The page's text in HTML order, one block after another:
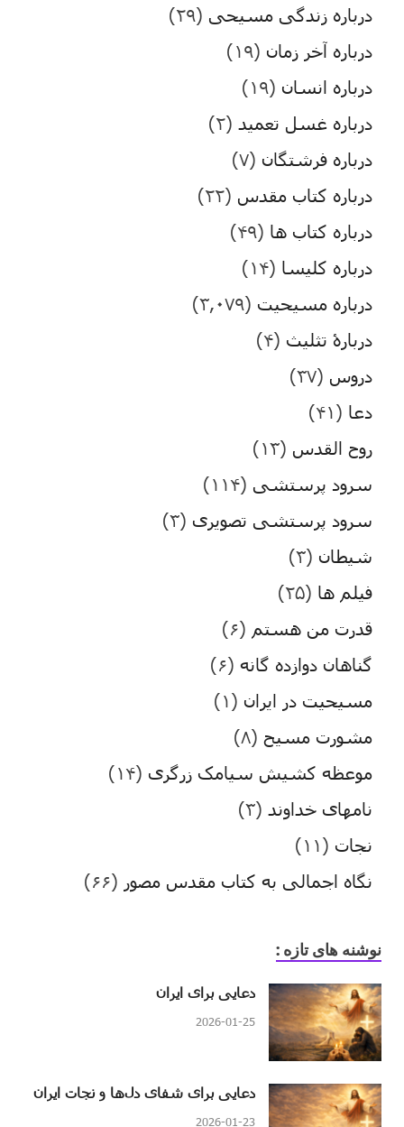
درباره زندگی مسیحی (۲۹)
درباره آخر زمان (۱۹)
درباره انسان (۱۹)
درباره غسل تعمید (۲)
درباره فرشتگان (۷)
درباره کتاب مقدس (۲۲)
درباره کتاب ها (۴۹)
درباره کلیسا (۱۴)
درباره مسیحیت (۳,۰۷۹)
دربارۀ تثلیث (۴)
دروس (۳۷)
دعا (۴۱)
روح القدس (۱۳)
سرود پرستشی (۱۱۴)
سرود پرستشی تصویری (۳)
شیطان (۳)
فیلم ها (۲۵)
قدرت من هستم (۶)
گناهان دوازده گانه (۶)
مسیحیت در ایران (۱)
مشورت مسیح (۸)
موعظه کشیش سیامک زرگری (۱۴)
نامهای خداوند (۳)
نجات (۱۱)
نگاه اجمالی به کتاب مقدس مصور (۶۶)
نوشنه های تازه :
دعایی برای ایران
2026-01-25
دعایی برای شفای دل‌ها و نجات ایران
2026-01-23